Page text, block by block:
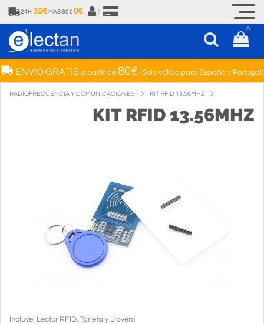
24H 3.9€ MAS 80€ 0€
0
ENVIO GRATISa partir de 80€ (Solo válido para España y Portugal)
RADIOFRECUENCIA Y COMUNICACIONES KIT RFID 13.56MHZ
KIT RFID 13.56MHZ
Incluye: Lector RFID, Tarjeta y Llavero